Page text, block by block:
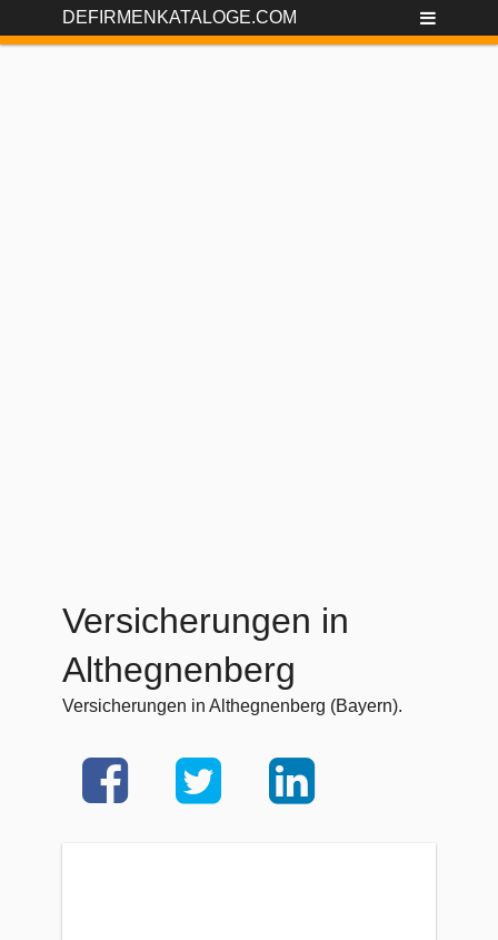
DEFIRMENKATALOGE.COM
Versicherungen in
Althegnenberg
Versicherungen in Althegnenberg (Bayern).